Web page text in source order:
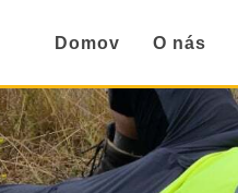
Domov O nás